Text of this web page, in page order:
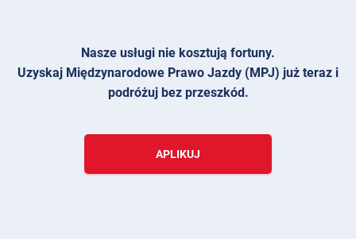
Nasze usługi nie kosztują fortuny.
Uzyskaj Międzynarodowe Prawo Jazdy (MPJ) już teraz i
podróżuj bez przeszkód.
APLIKUJ